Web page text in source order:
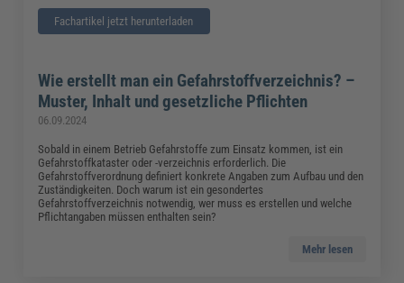
Fachartikel jetzt herunterladen
Wie erstellt man ein Gefahrstoffverzeichnis? –
Muster, Inhalt und gesetzliche Pflichten
06.09.2024
Sobald in einem Betrieb Gefahrstoffe zum Einsatz kommen, ist ein
Gefahrstoffkataster oder -verzeichnis erforderlich. Die
Gefahrstoffverordnung definiert konkrete Angaben zum Aufbau und den
Zuständigkeiten. Doch warum ist ein gesondertes
Gefahrstoffverzeichnis notwendig, wer muss es erstellen und welche
Pflichtangaben müssen enthalten sein?
Mehr lesen